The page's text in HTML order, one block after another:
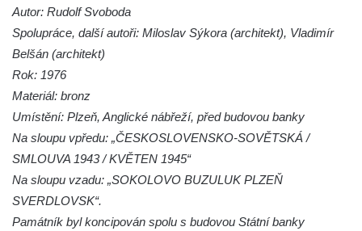
Socha Kudlanka v ZOO Hluboká
Socha Vlčice s mládětem v ZOO Hluboká
Socha Rys číhající na srnu v ZOO Hluboká
Socha Orlice v ZOO Hluboká
Socha Želva v ZOO Hluboká
Socha Kozorožec horský v ZOO Hluboká
Socha Včela v ZOO Hluboká
Socha Housenka v ZOO Hluboká
Autor: Rudolf Svoboda
Spolupráce, další autoři: Miloslav Sýkora (architekt), Vladimír
Belšán (architekt)
Rok: 1976
Materiál: bronz
Umístění: Plzeň, Anglické nábřeží, před budovou banky
Na sloupu vpředu: „ČESKOSLOVENSKO-SOVĚTSKÁ /
SMLOUVA 1943 / KVĚTEN 1945“
Na sloupu vzadu: „SOKOLOVO BUZULUK PLZEŇ
SVERDLOVSK“.
Památník byl koncipován spolu s budovou Státní banky